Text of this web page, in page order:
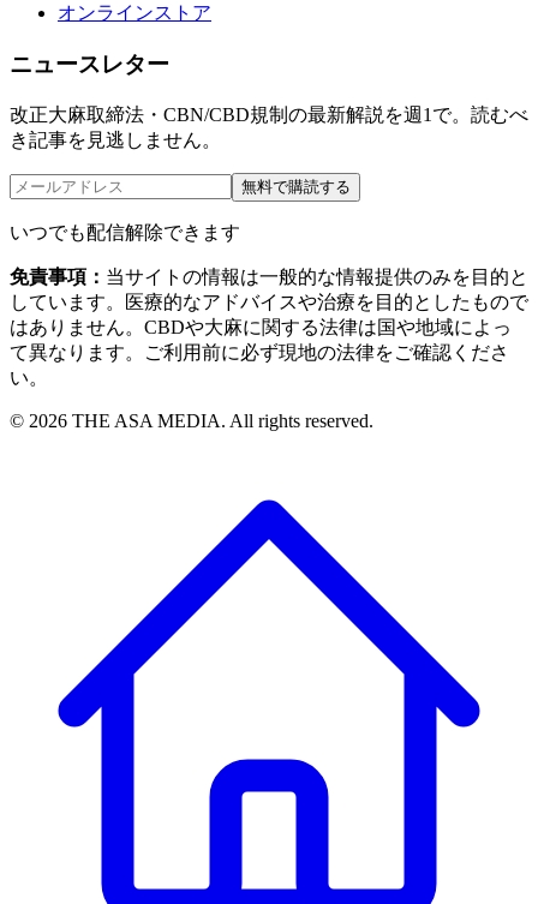
オンラインストア
ニュースレター
改正大麻取締法・CBN/CBD規制の最新解説を週1で。読むべ
き記事を見逃しません。
無料で購読する
いつでも配信解除できます
免責事項： 当サイトの情報は一般的な情報提供のみを目的と
しています。医療的なアドバイスや治療を目的としたもので
はありません。CBDや大麻に関する法律は国や地域によっ
て異なります。ご利用前に必ず現地の法律をご確認くださ
い。
© 2026 THE ASA MEDIA. All rights reserved.